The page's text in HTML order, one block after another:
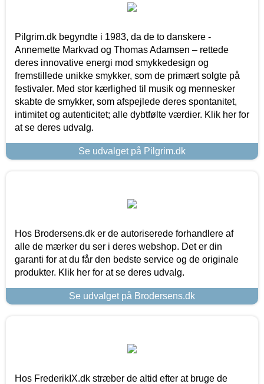
Pilgrim.dk begyndte i 1983, da de to danskere -
Annemette Markvad og Thomas Adamsen – rettede
deres innovative energi mod smykkedesign og
fremstillede unikke smykker, som de primært solgte på
festivaler. Med stor kærlighed til musik og mennesker
skabte de smykker, som afspejlede deres spontanitet,
intimitet og autenticitet; alle dybtfølte værdier. Klik her for
at se deres udvalg.
Se udvalget på Pilgrim.dk
Hos Brodersens.dk er de autoriserede forhandlere af
alle de mærker du ser i deres webshop. Det er din
garanti for at du får den bedste service og de originale
produkter. Klik her for at se deres udvalg.
Se udvalget på Brodersens.dk
Hos FrederikIX.dk stræber de altid efter at bruge de